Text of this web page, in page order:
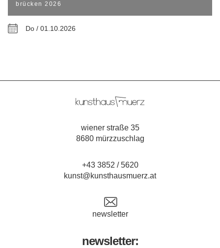
brücken 2026
Do / 01.10.2026
wiener straße 35
8680 mürzzuschlag
+43 3852 / 5620
kunst@kunsthausmuerz.at
newsletter
newsletter: